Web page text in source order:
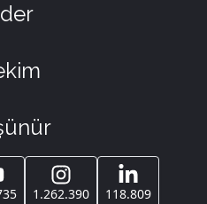
1.262.390 118.809